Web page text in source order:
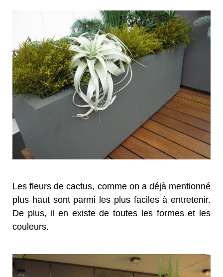
Les fleurs de cactus, comme on a déjà mentionné
plus haut sont parmi les plus faciles à entretenir.
De plus, il en existe de toutes les formes et les
couleurs.